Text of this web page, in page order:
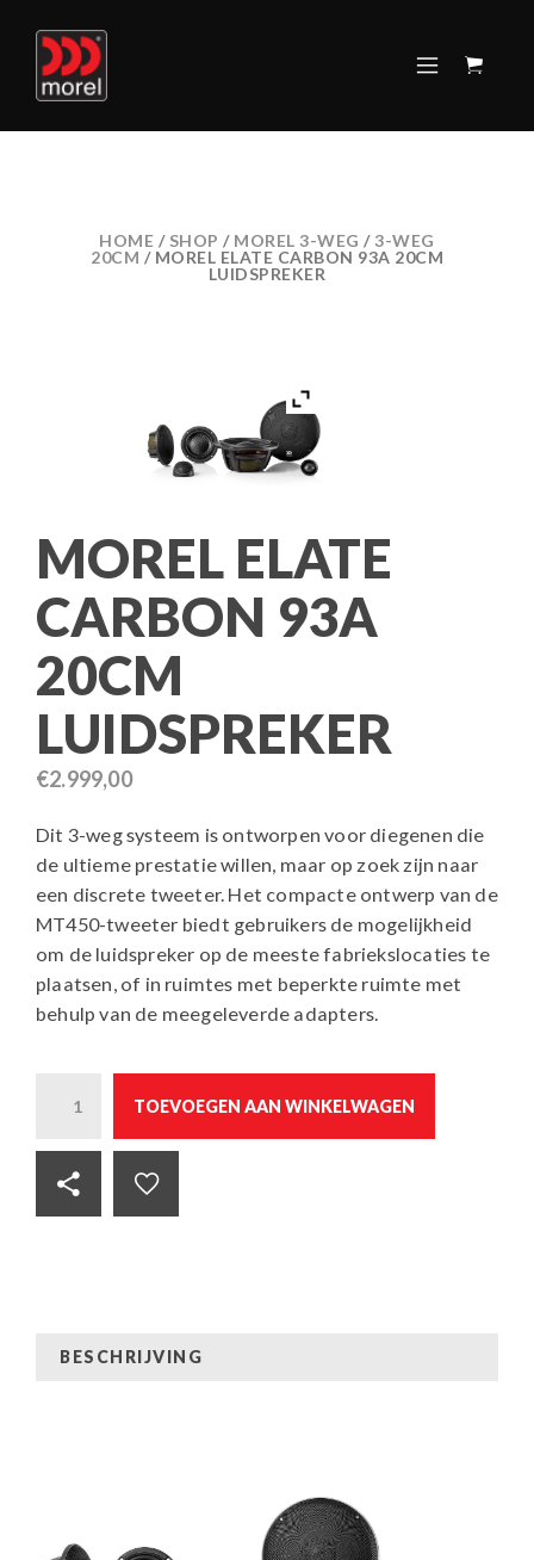
HOME / SHOP / MOREL 3-WEG /3-WEG
20CM / MOREL ELATE CARBON 93A 20CM
LUIDSPREKER
MOREL ELATE
CARBON 93A
20CM
LUIDSPREKER
€2.999,00
Dit 3-weg systeem is ontworpen voor diegenen die
de ultieme prestatie willen, maar op zoek zijn naar
een discrete tweeter. Het compacte ontwerp van de
MT450-tweeter biedt gebruikers de mogelijkheid
om de luidspreker op de meeste fabriekslocaties te
plaatsen, of in ruimtes met beperkte ruimte met
behulp van de meegeleverde adapters.
TOEVOEGEN AAN WINKELWAGEN
BESCHRIJVING